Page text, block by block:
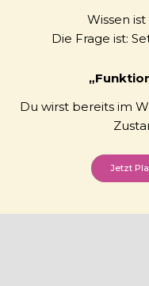
Wissen
Die Frage ist:
Du wirst bereits im
Jetzt